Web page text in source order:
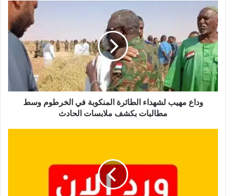
وداع
مهيب
لشهداء
الطائرة
المنكوبة
في
الخرطوم
وسط
مطالبات
بكشفوداع مهيب لشهداء الطائرة المنكوبة في الخرطوم وسط
مطالبات بكشف ملابسات الحادث